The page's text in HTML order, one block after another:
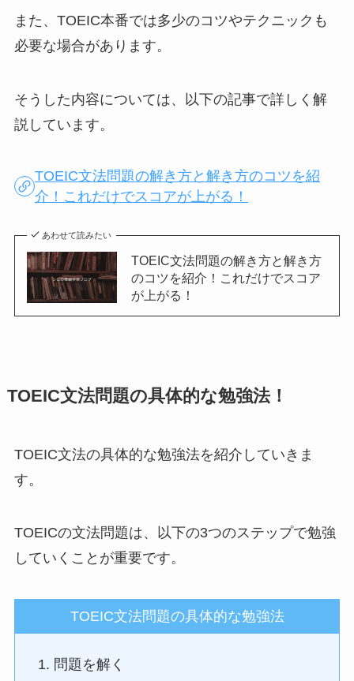
また、TOEIC本番では多少のコツやテクニックも
必要な場合があります。
そうした内容については、以下の記事で詳しく解
説しています。
TOEIC文法問題の解き方と解き方のコツを紹
介！これだけでスコアが上がる！
あわせて読みたい
TOEIC文法問題の解き方と解き方
のコツを紹介！これだけでスコア
が上がる！
TOEIC文法問題の具体的な勉強法！
TOEIC文法の具体的な勉強法を紹介していきま
す。
TOEICの文法問題は、以下の3つのステップで勉強
していくことが重要です。
TOEIC文法問題の具体的な勉強法
問題を解く